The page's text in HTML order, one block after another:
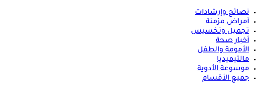
نصائح وإرشادات
أمراض مزمنة
تجميل وتخسيس
أخبار صحة
الأمومة والطفل
مالتيميديا
موسوعة الأدوية
جميع الأقسام